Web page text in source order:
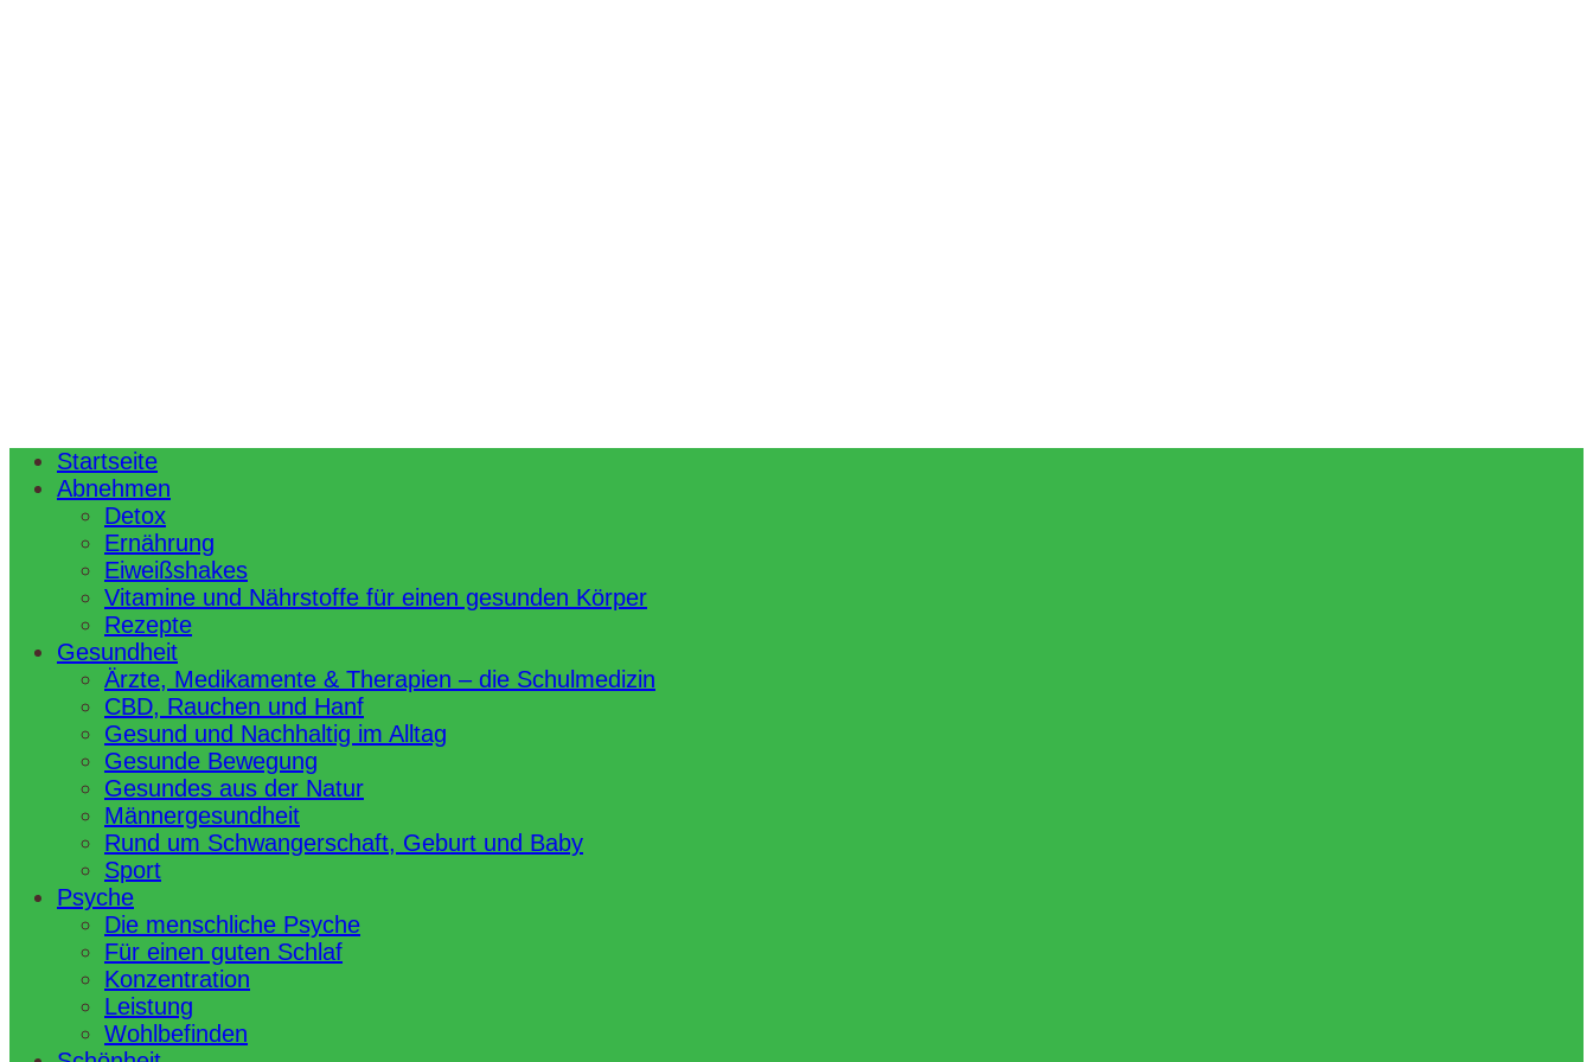
Startseite
Abnehmen
Detox
Ernährung
Eiweißshakes
Vitamine und Nährstoffe für einen gesunden Körper
Rezepte
Gesundheit
Ärzte, Medikamente & Therapien – die Schulmedizin
CBD, Rauchen und Hanf
Gesund und Nachhaltig im Alltag
Gesunde Bewegung
Gesundes aus der Natur
Männergesundheit
Rund um Schwangerschaft, Geburt und Baby
Sport
Psyche
Die menschliche Psyche
Für einen guten Schlaf
Konzentration
Leistung
Wohlbefinden